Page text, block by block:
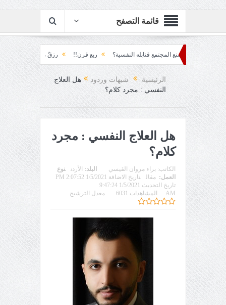
قائمة التصفح
كيف يصنع المجتمع قنابله النفسية؟ ربع قرن!! رزقٌ من يستكثره؟! منطق
الرئيسية شبهات وردود
هل العلاج
النفسي : مجرد كلام؟
هل العلاج النفسي : مجرد
كلام؟
الكاتب: براء مروان القيسي البلد: الأردن
نوع
العمل: مقال
تاريخ الاضافة 1/5/2021 2:07:52 PM
تاريخ التحديث 1/5/2021 9:47:24
AM
المشاهدات 6031 معدل الترشيح